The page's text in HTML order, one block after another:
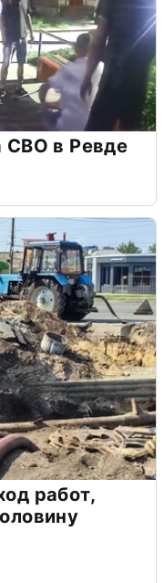
СВО в Ревде
работ,